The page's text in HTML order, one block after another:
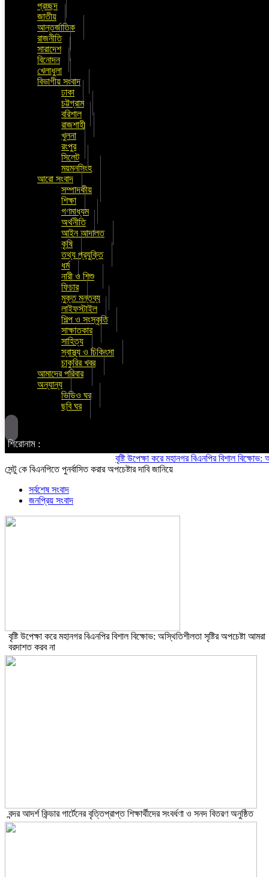
প্রচ্ছদ
জাতীয়
আন্তর্জাতিক
রাজনীতি
সারাদেশ
বিনোদন
খেলাধুলা
বিভাগীয় সংবাদ
ঢাকা
চট্টগ্রাম
বরিশাল
রাজশাহী
খুলনা
রংপুর
সিলেট
ময়মনসিংহ
আরো সংবাদ
সম্পাদকীয়
শিক্ষা
গণমাধ্যম
অর্থনীতি
আইন আদালত
কৃষি
তথ্য প্রযুক্তি
ধর্ম
নারী ও শিশু
ফিচার
মুক্ত মন্তব্য
লাইফস্টাইল
শিল্প ও সংস্কৃতি
সাক্ষাতকার
সাহিত্য
স্বাস্থ্য ও চিকিৎসা
চাকুরির খবর
আমাদের পরিবার
অন্যান্য
ভিডিও ঘর
ছবি ঘর
শিরোনাম :
বৃষ্টি উপেক্ষা করে মহানগর বিএনপির বিশাল বিক্ষোভ:
সেন্টু কে বিএনপিতে পুনর্বাসিত করার অপচেষ্টার দাবি জানিয়ে
সর্বশেষ সংবাদ
জনপ্রিয় সংবাদ
বৃষ্টি উপেক্ষা করে মহানগর বিএনপির বিশাল বিক্ষোভ: অস্থিতিশীলতা সৃষ্টির অপচেষ্টা আমরা
বরদাশত করব না
বন্দর আদর্শ কিন্ডার গার্টেনের বৃত্তিপ্রাপ্ত শিক্ষার্থীদের সংবর্ধণা ও সনদ বিতরণ অনুষ্ঠিত